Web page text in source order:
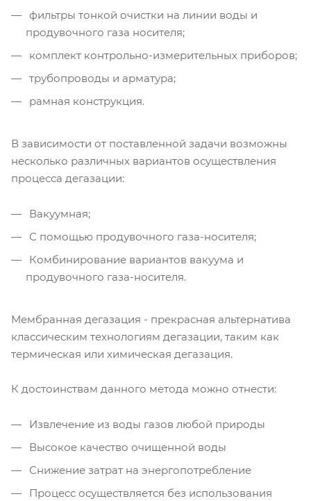
фильтры тонкой очистки на линии воды и
продувочного газа носителя;
комплект контрольно-измерительных приборов;
трубопроводы и арматура;
рамная конструкция.
В зависимости от поставленной задачи возможны
несколько различных вариантов осуществления
процесса дегазации:
Вакуумная;
С помощью продувочного газа-носителя;
Комбинирование вариантов вакуума и
продувочного газа-носителя.
Мембранная дегазация - прекрасная альтернатива
классическим технологиям дегазации, таким как
термическая или химическая дегазация.
К достоинствам данного метода можно отнести:
Извлечение из воды газов любой природы
Высокое качество очищенной воды
Снижение затрат на энергопотребление
Процесс осуществляется без использования